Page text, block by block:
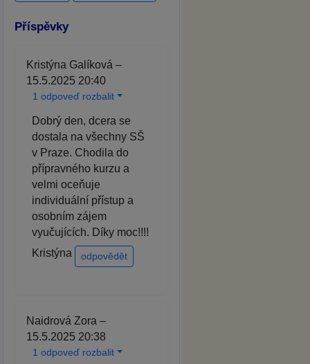
Příspěvky
Kristýna Galíková –
15.5.2025 20:40
1 odpoveď rozbalit
Dobrý den, dcera se
dostala na všechny SŠ
v Praze. Chodila do
přípravného kurzu a
velmi oceňuje
individuální přístup a
osobním zájem
vyučujících. Díky moc!!!!
Kristýna
odpovědět
Naidrová Zora –
15.5.2025 20:38
1 odpoveď rozbalit